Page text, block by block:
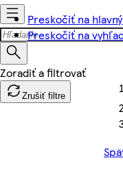
Preskočiť na
Preskočiť na
Zrušiť filtre